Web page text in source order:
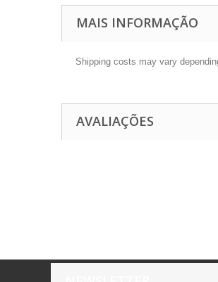
MAIS INFORMAÇÃO
Shipping costs may vary
AVALIAÇÕES